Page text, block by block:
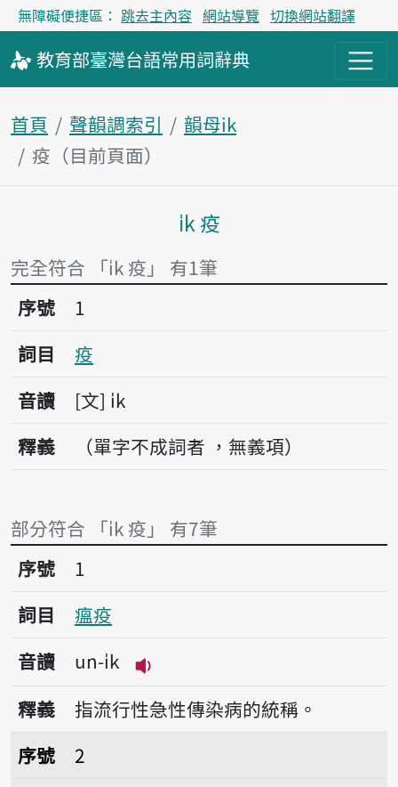
無障礙便捷區： 跳去主內容 網站導覽 切換網站翻譯
教育部臺灣台語常用詞辭典
首頁 聲韻調索引
韻母ik
疫（目前頁面）
主內容區塊
i̍k 疫
完全符合 「i̍k 疫」 有1筆
序號1疫
序號
1
詞目
疫
音讀
文 i̍k
釋義
（單字不成詞者 ，無義項）
部分符合 「i̍k 疫」 有7筆
序號1瘟疫
序號
1
詞目
瘟疫
音讀
un-i̍k
播放音讀un-i̍k
釋義
指流行性急性傳染病的統稱。
序號2免疫
序號
2